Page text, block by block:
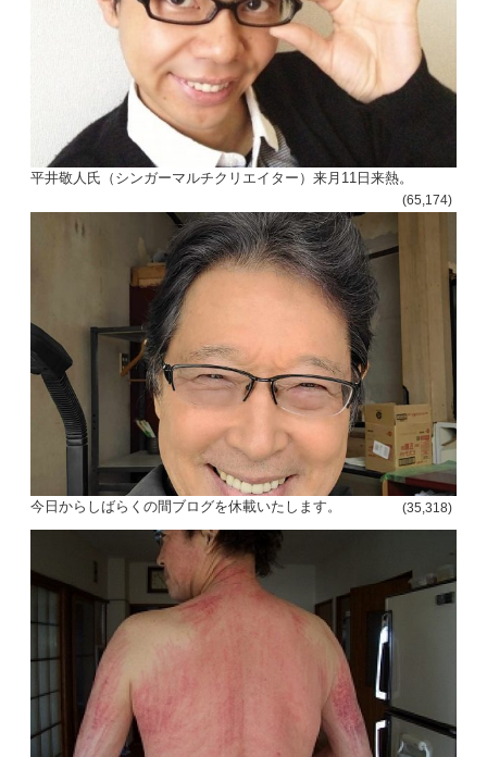
平井敬人氏（シンガーマルチクリエイター）来月11日来熱。
(65,174)
今日からしばらくの間ブログを休載いたします。 (35,318)